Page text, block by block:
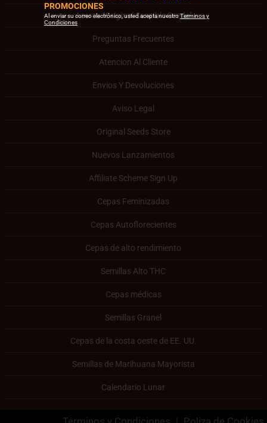
Acerca "Original Sensible Seeds"
Preguntas Frecuentes
Atencion Al Cliente
Envios Y Devoluciones
Aviso Legal
Original Seeds Store
Nuevos Lanzamientos
Affiliate Scheme Sign Up
Cepas Feminizadas
Cepas Autoflorecientes
Cepas de alto rendimiento
Semillas Alto THC
Cepas médicas
Semillas Granel
Cepas de la costa oeste de EE. UU.
Semillas de Marihuana Mayorista
Calendario Lunar
PROMOCIONES
Al enviar su correo electrónico, usted acepta nuestroTerminos y
Condiciones